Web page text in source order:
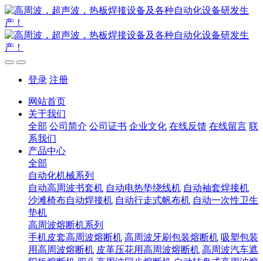
登录 注册
网站首页
关于我们
全部 公司简介 公司证书 企业文化 在线反馈 在线留言 联
系我们
产品中心
全部
自动化机械系列
自动高周波书套机 自动电热垫绕线机 自动袖套焊接机
沙滩椅布自动焊接机 自动行走式帆布机 自动一次性卫生
垫机
高周波熔断机系列
手机皮套高周波熔断机 高周波牙刷包装熔断机 吸塑包装
用高周波熔断机 皮革压花用高周波熔断机 高周波汽车遮